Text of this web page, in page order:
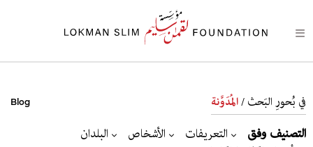
في بُحورِ البَحث /المُدَوَّنة Blog
التصنيف وفق